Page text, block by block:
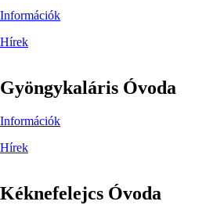
Információk
Hírek
Gyöngykaláris Óvoda
Információk
Hírek
Kéknefelejcs Óvoda